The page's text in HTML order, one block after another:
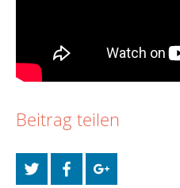
Beitrag teilen